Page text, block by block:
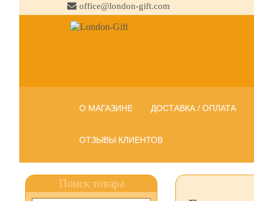
office@london-gift.com
О МАГАЗИНЕ ДОСТАВКА / ОПЛАТА
ОТЗЫВЫ КЛИЕНТОВ
Поиск товара